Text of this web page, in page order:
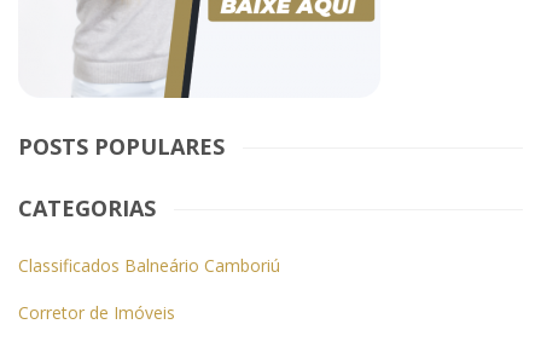
POSTS POPULARES
CATEGORIAS
Classificados Balneário Camboriú
Corretor de Imóveis